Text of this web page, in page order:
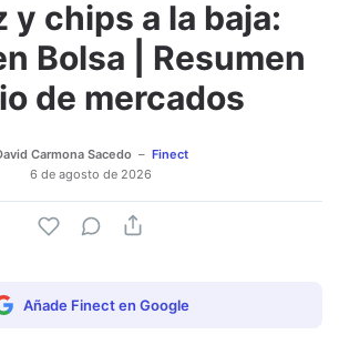
y chips a la baja:
Bolsa | Resumen
de mercados
Carmona Sacedo
Finect
6 de agosto de 2026
Añade Finect en Google